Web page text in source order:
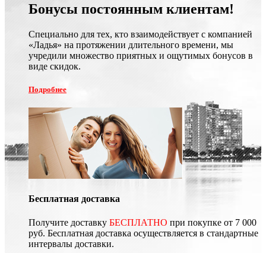
Бонусы постоянным клиентам!
Специально для тех, кто взаимодействует с компанией
«Ладья» на протяжении длительного времени, мы
учредили множество приятных и ощутимых бонусов в
виде скидок.
Подробнее
Бесплатная доставка
Получите доставку БЕСПЛАТНО при покупке от 7 000
руб. Бесплатная доставка осуществляется в стандартные
интервалы доставки.